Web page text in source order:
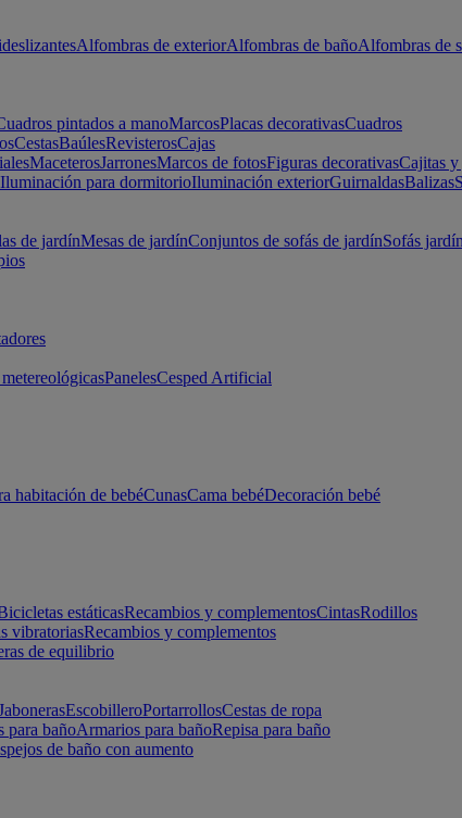
Alfombras de exteriorAlfombras de bañoAlfombras de
pintados a manoMarcosPlacas decorativasCuadros
CestasBaúlesRevisterosCajas
MaceterosJarronesMarcos de fotosFiguras decorativasCajitas
Iluminación para dormitorioIluminación exteriorGuirnaldasBalizas
de jardínMesas de jardínConjuntos de sofás de jardínSofás jardín
PanelesCesped Artificial
habitación de bebéCunasCama bebéDecoración bebé
estáticasRecambios y complementosCintasRodillos
vibratoriasRecambios y complementos
de equilibrio
EscobilleroPortarrollosCestas de ropa
para bañoArmarios para bañoRepisa para baño
de baño con aumento